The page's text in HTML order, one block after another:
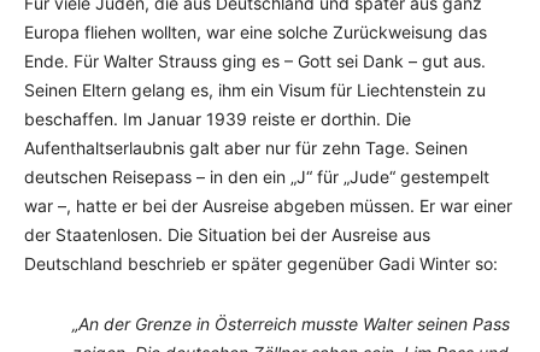
Europa fliehen wollten, war eine solche Zurückweisung das
Ende. Für Walter Strauss ging es – Gott sei Dank – gut aus.
Seinen Eltern gelang es, ihm ein Visum für Liechtenstein zu
beschaffen. Im Januar 1939 reiste er dorthin. Die
Aufenthaltserlaubnis galt aber nur für zehn Tage. Seinen
deutschen Reisepass – in den ein „J“ für „Jude“ gestempelt
war –, hatte er bei der Ausreise abgeben müssen. Er war einer
der Staatenlosen. Die Situation bei der Ausreise aus
Deutschland beschrieb er später gegenüber Gadi Winter so:
„An der Grenze in Österreich musste Walter seinen Pass